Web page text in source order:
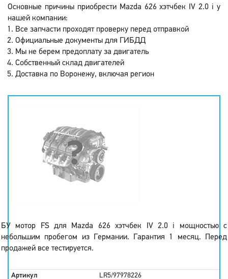
Основные причины приобрести Mazda 626 хэтчбек IV 2.0 i у
нашей компании:
Все запчасти проходят проверку перед отправкой
Официальные документы для ГИБДД
Мы не берем предоплату за двигатель
Собственный склад двигателей
Доставка по Воронежу, включая регион
БУ мотор FS для Mazda 626 хэтчбек IV 2.0 i мощностью с
небольшим пробегом из Германии. Гарантия 1 месяц. Перед
продажей все тестируется.
Артикул LR5/97978226